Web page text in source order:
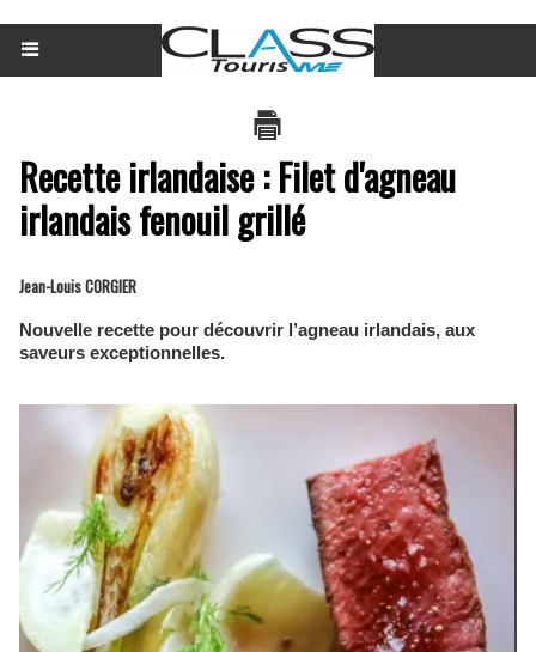
Recette irlandaise : Filet d'agneau
irlandais fenouil grillé
Jean-Louis CORGIER
Nouvelle recette pour découvrir l’agneau irlandais, aux
saveurs exceptionnelles.